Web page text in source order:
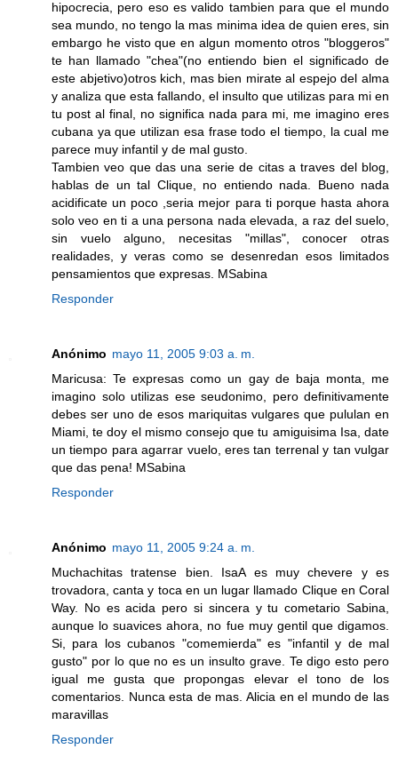
hipocrecia, pero eso es valido tambien para que el mundo
sea mundo, no tengo la mas minima idea de quien eres, sin
embargo he visto que en algun momento otros "bloggeros"
te han llamado "chea"(no entiendo bien el significado de
este abjetivo)otros kich, mas bien mirate al espejo del alma
y analiza que esta fallando, el insulto que utilizas para mi en
tu post al final, no significa nada para mi, me imagino eres
cubana ya que utilizan esa frase todo el tiempo, la cual me
parece muy infantil y de mal gusto.
Tambien veo que das una serie de citas a traves del blog,
hablas de un tal Clique, no entiendo nada. Bueno nada
acidificate un poco ,seria mejor para ti porque hasta ahora
solo veo en ti a una persona nada elevada, a raz del suelo,
sin vuelo alguno, necesitas "millas", conocer otras
realidades, y veras como se desenredan esos limitados
pensamientos que expresas. MSabina
Responder
Anónimo mayo 11, 2005 9:03 a. m.
Maricusa: Te expresas como un gay de baja monta, me
imagino solo utilizas ese seudonimo, pero definitivamente
debes ser uno de esos mariquitas vulgares que pululan en
Miami, te doy el mismo consejo que tu amiguisima Isa, date
un tiempo para agarrar vuelo, eres tan terrenal y tan vulgar
que das pena! MSabina
Responder
Anónimo mayo 11, 2005 9:24 a. m.
Muchachitas tratense bien. IsaA es muy chevere y es
trovadora, canta y toca en un lugar llamado Clique en Coral
Way. No es acida pero si sincera y tu cometario Sabina,
aunque lo suavices ahora, no fue muy gentil que digamos.
Si, para los cubanos "comemierda" es "infantil y de mal
gusto" por lo que no es un insulto grave. Te digo esto pero
igual me gusta que propongas elevar el tono de los
comentarios. Nunca esta de mas. Alicia en el mundo de las
maravillas
Responder